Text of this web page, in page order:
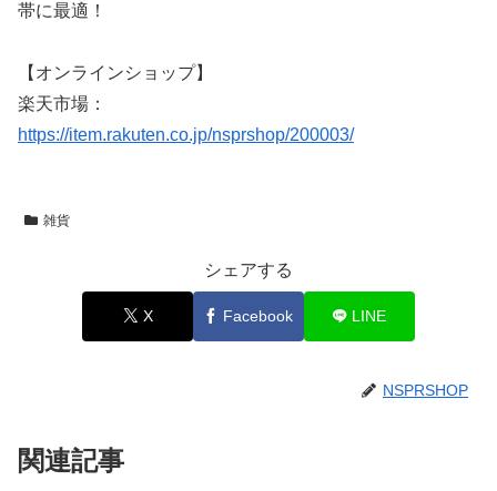
帯に最適！
【オンラインショップ】
楽天市場：
https://item.rakuten.co.jp/nsprshop/200003/
雑貨
シェアする
X Facebook LINE
NSPRSHOP
関連記事